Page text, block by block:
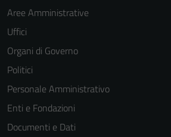
Aree Amministrative
Uffici
Organi di Governo
Politici
Personale Amministrativo
Enti e Fondazioni
Documenti e Dati